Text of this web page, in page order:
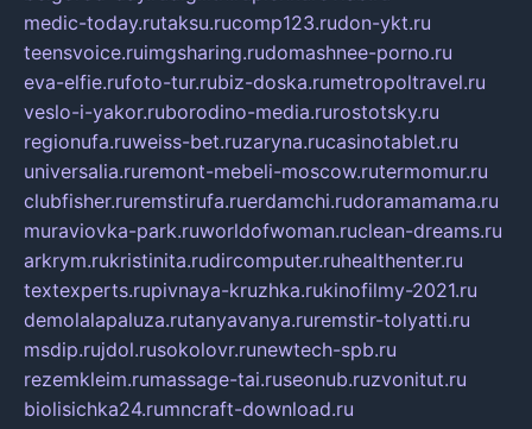
medic-today.rutaksu.rucomp123.rudon-ykt.ru
teensvoice.ruimgsharing.rudomashnee-porno.ru
eva-elfie.rufoto-tur.rubiz-doska.rumetropoltravel.ru
veslo-i-yakor.ruborodino-media.rurostotsky.ru
regionufa.ruweiss-bet.ruzaryna.rucasinotablet.ru
universalia.ruremont-mebeli-moscow.rutermomur.ru
clubfisher.ruremstirufa.ruerdamchi.rudoramamama.ru
muraviovka-park.ruworldofwoman.ruclean-dreams.ru
arkrym.rukristinita.rudircomputer.ruhealthenter.ru
textexperts.rupivnaya-kruzhka.rukinofilmy-2021.ru
demolalapaluza.rutanyavanya.ruremstir-tolyatti.ru
msdip.rujdol.rusokolovr.runewtech-spb.ru
rezemkleim.rumassage-tai.ruseonub.ruzvonitut.ru
biolisichka24.rumncraft-download.ru